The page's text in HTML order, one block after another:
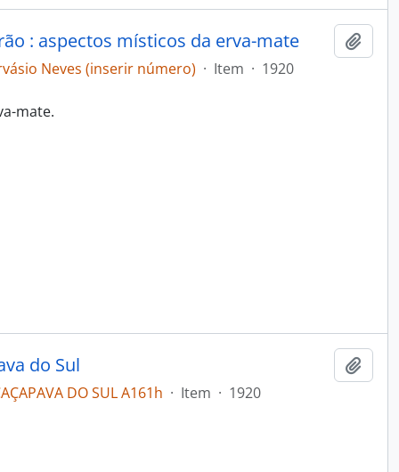
: aspectos místicos da erva-mate
Neves (inserir número) · Item · 1920
mate.
do Sul
DO SUL A161h · Item · 1920